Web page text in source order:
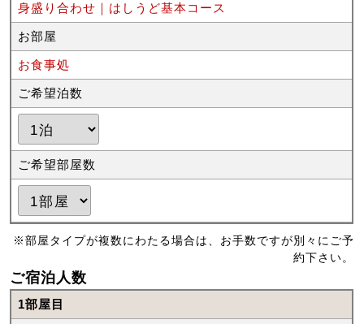
身盛り合わせ｜はしうど基本コース
お部屋
お食事処
ご希望泊数
ご希望部屋数
※部屋タイプが複数にわたる場合は、お手数ですが別々にご予
約下さい。
ご宿泊人数
1部屋目